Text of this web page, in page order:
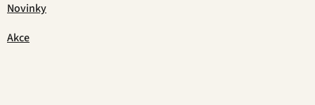
Novinky
Akce